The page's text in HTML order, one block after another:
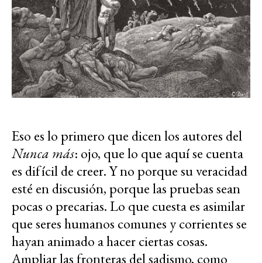
Eso es lo primero que dicen los autores del
Nunca más: ojo, que lo que aquí se cuenta
es difícil de creer. Y no porque su veracidad
esté en discusión, porque las pruebas sean
pocas o precarias. Lo que cuesta es asimilar
que seres humanos comunes y corrientes se
hayan animado a hacer ciertas cosas.
Ampliar las fronteras del sadismo, como